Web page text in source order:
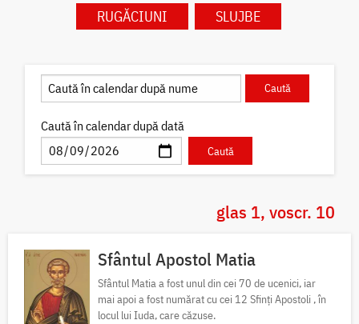
RUGĂCIUNI
SLUJBE
Caută în calendar după dată
glas 1, voscr. 10
Sfântul Apostol Matia
Sfântul Matia a fost unul din cei 70 de ucenici, iar
mai apoi a fost numărat cu cei 12 Sfinți Apostoli , în
locul lui Iuda, care căzuse.